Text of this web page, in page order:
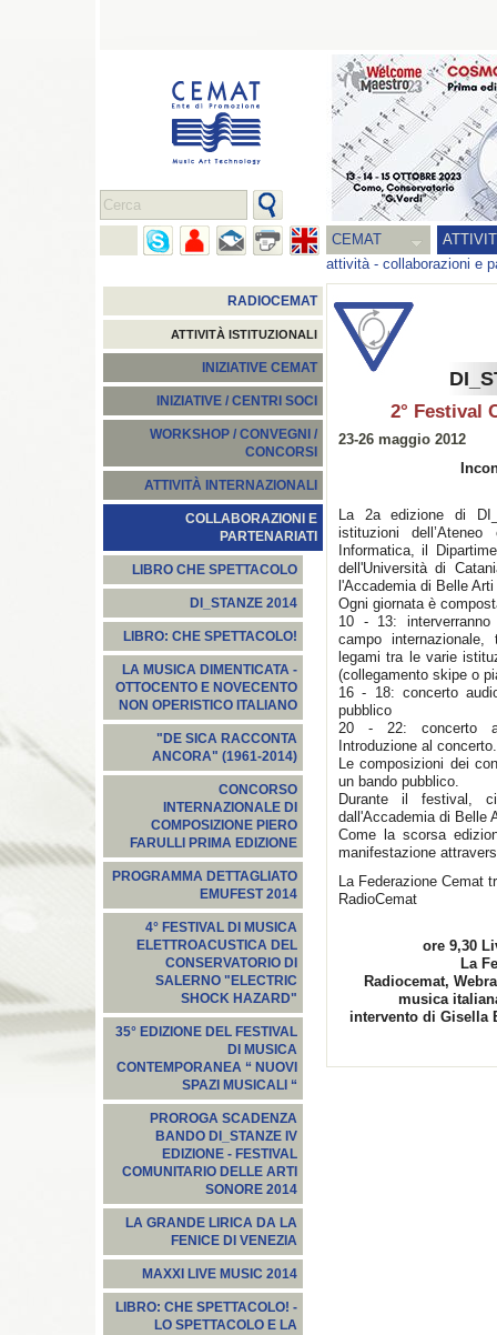
CEMAT
attività- collaborazioni e
RADIOCEMAT
ATTIVITÀ ISTITUZIONALI
INIZIATIVE CEMAT
INIZIATIVE / CENTRI SOCI
WORKSHOP / CONVEGNI /
CONCORSI
ATTIVITÀ INTERNAZIONALI
COLLABORAZIONI E
PARTENARIATI
LIBRO CHE SPETTACOLO
DI_STANZE 2014
LIBRO: CHE SPETTACOLO!
LA MUSICA DIMENTICATA -
OTTOCENTO E NOVECENTO
NON OPERISTICO ITALIANO
"DE SICA RACCONTA
ANCORA" (1961-2014)
CONCORSO
INTERNAZIONALE DI
COMPOSIZIONE PIERO
FARULLI PRIMA EDIZIONE
PROGRAMMA DETTAGLIATO
EMUFEST 2014
4° FESTIVAL DI MUSICA
ELETTROACUSTICA DEL
CONSERVATORIO DI
SALERNO "ELECTRIC
SHOCK HAZARD"
35° EDIZIONE DEL FESTIVAL
DI MUSICA
CONTEMPORANEA “ NUOVI
SPAZI MUSICALI “
PROROGA SCADENZA
BANDO DI_STANZE IV
EDIZIONE - FESTIVAL
COMUNITARIO DELLE ARTI
SONORE 2014
LA GRANDE LIRICA DA LA
FENICE DI VENEZIA
MAXXI LIVE MUSIC 2014
LIBRO: CHE SPETTACOLO! -
LO SPETTACOLO E LA
2° Festival
23-26 maggio 2012
La 2a edizione di
istituzioni
Informatica, il
dell'Università di
l'Accademia di Belle
Ogni giornata è
10 - 13: interverranno
campo
legami tra le varie
(collegamento skipe o
16 - 18: concerto
pubblico
20 - 22: concerto
Introduzione al concerto.
Le composizioni dei
un bando pubblico.
Durante il festival,
dall'Accademia di Belle
Come la scorsa
manifestazione
La Federazione Cemat
RadioCemat
ore 9,30
La
Radiocemat,
musica
intervento di Gisella